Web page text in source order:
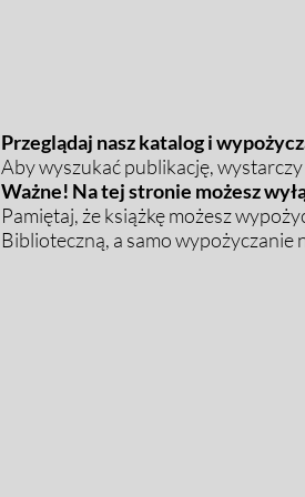
Przeglądaj nasz katalog i
Aby wyszukać publikację,
Ważne! Na tej stronie możesz
Pamiętaj, że książkę możesz
Biblioteczną, a samo wypożyczanie